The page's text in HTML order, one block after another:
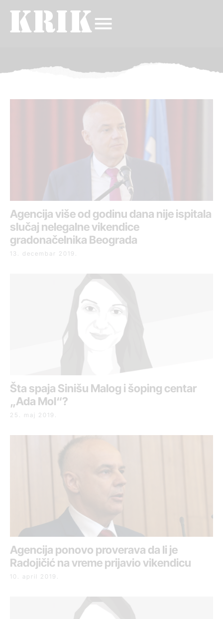
Agencija više od godinu dana nije ispitala
slučaj nelegalne vikendice
gradonačelnika Beograda
13. decembar 2019.
Šta spaja Sinišu Malog i šoping centar
„Ada Mol“?
25. maj 2019.
Agencija ponovo proverava da li je
Radojičić na vreme prijavio vikendicu
10. april 2019.